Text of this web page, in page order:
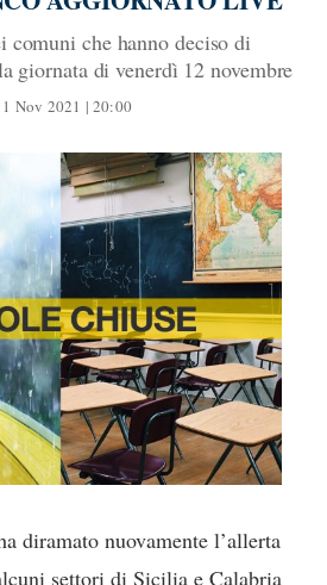
comuni che hanno deciso di
giornata di venerdì 12 novembre
Nov 2021 | 20:00
diramato nuovamente l’allerta
settori di Sicilia e Calabria